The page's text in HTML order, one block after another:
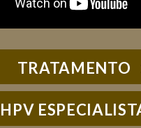
TRATAMENTO
HPV